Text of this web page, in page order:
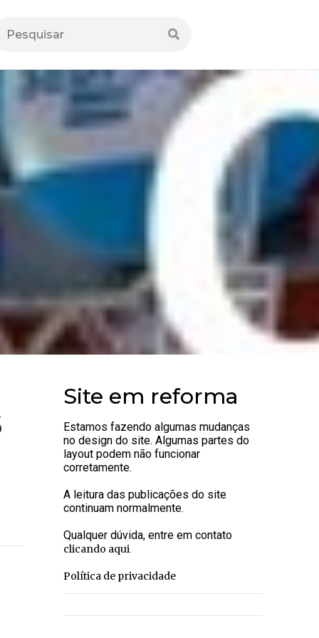
Site em reforma
Estamos fazendo algumas mudanças
no design do site. Algumas partes do
layout podem não funcionar
corretamente.
A leitura das publicações do site
continuam normalmente.
Qualquer dúvida, entre em contato
clicando aqui.
Política de privacidade